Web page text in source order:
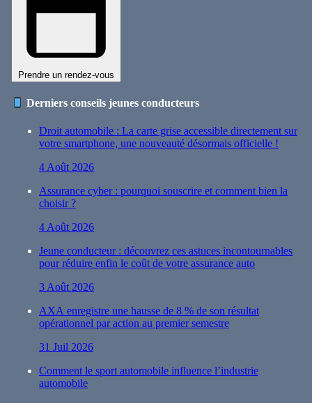
Prendre un rendez-vous
Derniers conseils jeunes conducteurs
Droit automobile : La carte grise accessible directement sur
votre smartphone, une nouveauté désormais officielle !
4 Août 2026
Assurance cyber : pourquoi souscrire et comment bien la
choisir ?
4 Août 2026
Jeune conducteur : découvrez ces astuces incontournables
pour réduire enfin le coût de votre assurance auto
3 Août 2026
AXA enregistre une hausse de 8 % de son résultat
opérationnel par action au premier semestre
31 Juil 2026
Comment le sport automobile influence l’industrie
automobile